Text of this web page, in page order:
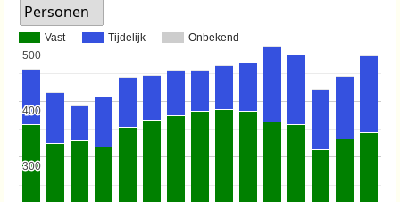
Personen
Vast Tijdelijk Onbekend
300
300
400
400
500
500